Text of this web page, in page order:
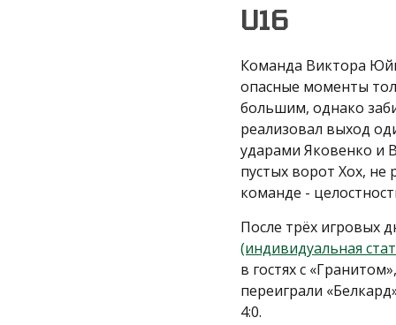
U16
Команда Виктора
опасные моменты
большим, однако
реализовал выход
ударами Яковенко и
пустых ворот Хох, не
команде -
После трёх игровых
(индивидуальная
в гостях с
переиграли
4:0.